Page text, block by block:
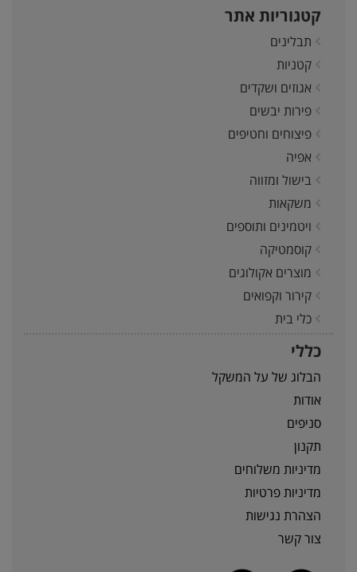
קטגוריות אתר
תבלינים
קטניות
אגוזים ושקדים
פירות יבשים
פיצוחים וחטיפים
אפיה
בישול ומזווה
משקאות
ויטמינים ותוספים
קוסמטיקה
מוצרים אקולוגים
קירור וקפואים
כלי בית
כללי
הבלוג של על המשקל
אודות
סניפים
תקנון
מדיניות משלוחים
מדיניות פרטיות
הצהרת נגישות
צור קשר